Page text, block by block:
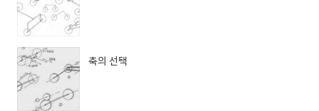
축의 선택